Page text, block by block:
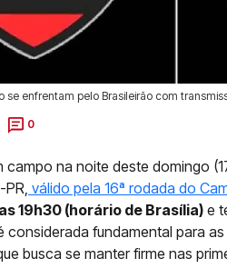
se enfrentam pelo Brasileirão com
0
campo na noite deste domingo
válido pela 16ª rodada do
19h30 (horário de Brasília) e
considerada fundamental para
busca se manter firme nas